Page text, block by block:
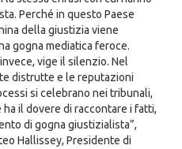
Perché in questo Paese
della giustizia viene
gogna mediatica feroce.
vige il silenzio. Nel
distrutte e le reputazioni
si celebrano nei tribunali,
ha il dovere di raccontare i fatti,
di gogna giustizialista”,
Hallissey, Presidente di